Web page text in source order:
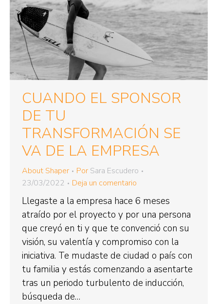
CUANDO EL SPONSOR
DE TU
TRANSFORMACIÓN SE
VA DE LA EMPRESA
About Shaper Por Sara Escudero
23/03/2022
Deja un comentario
Llegaste a la empresa hace 6 meses
atraído por el proyecto y por una persona
que creyó en ti y que te convenció con su
visión, su valentía y compromiso con la
iniciativa. Te mudaste de ciudad o país con
tu familia y estás comenzando a asentarte
tras un periodo turbulento de inducción,
búsqueda de…